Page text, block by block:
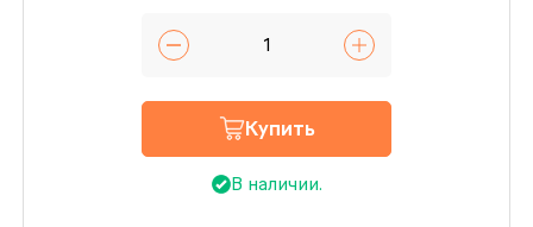
Купить
В наличии.